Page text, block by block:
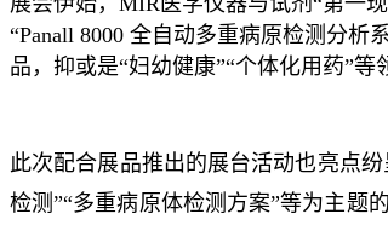
“Panall 8000 全自动多重病原检测分析
品，抑或是“妇幼健康”“个体化用药”
此次配合展品推出的展台活动也亮点
检测”“多重病原体检测方案”等为主题